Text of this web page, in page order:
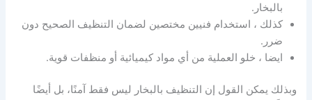
بالبخار.
كذلك ، استخدام فنيين مختصين لضمان التنظيف الصحيح دون
ضرر.
ايضا ، خلو العملية من أي مواد كيميائية أو منظفات قوية.
وبذلك يمكن القول إن التنظيف بالبخار ليس فقط آمنًا، بل أيضًا